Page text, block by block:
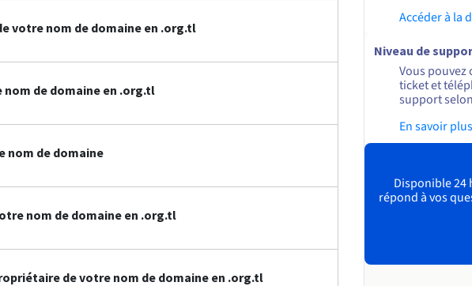
votre nom de domaine en .org.tl
de domaine en .org.tl
nom de domaine
nom de domaine en .org.tl
de votre nom de domaine en .org.tl
Accéder à la
Niveau de
Vous
ticket et
support
En savoir plus
Disponible 24
répond à vos